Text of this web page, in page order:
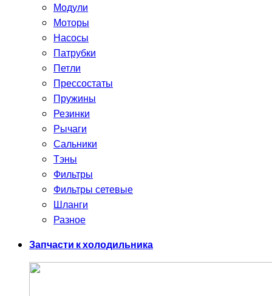
Модули
Моторы
Насосы
Патрубки
Петли
Прессостаты
Пружины
Резинки
Рычаги
Сальники
Тэны
Фильтры
Фильтры сетевые
Шланги
Разное
Запчасти к холодильника